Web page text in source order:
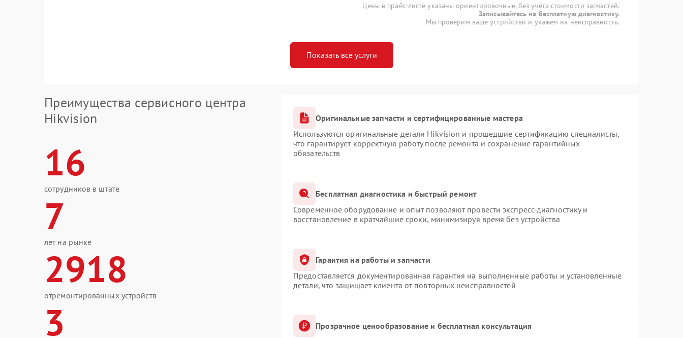
Цены в прайс-листе указаны ориентировочные, без учета стоимости запчастей.
Записывайтесь на бесплатную диагностику.
Мы проверим ваше устройство и укажем на неисправность.
Показать все услуги
Преимущества сервисного центра
Hikvision
16
сотрудников в штате
7
лет на рынке
2918
отремонтированных устройств
3
Оригинальные запчасти и сертифицированные мастера
Используются оригинальные детали Hikvision и прошедшие сертификацию специалисты,
что гарантирует корректную работу после ремонта и сохранение гарантийных
обязательств
Бесплатная диагностика и быстрый ремонт
Современное оборудование и опыт позволяют провести экспресс-диагностику и
восстановление в кратчайшие сроки, минимизируя время без устройства
Гарантия на работы и запчасти
Предоставляется документированная гарантия на выполненные работы и установленные
детали, что защищает клиента от повторных неисправностей
Прозрачное ценообразование и бесплатная консультация